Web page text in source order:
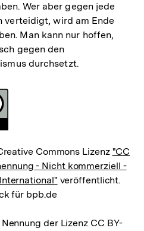
Wer aber gegen jede
verteidigt, wird am Ende
Man kann nur hoffen,
gegen den
durchsetzt.
Commons Lizenz "CC
- Nicht kommerziell -
veröffentlicht.
für bpb.de
der Lizenz CC BY-